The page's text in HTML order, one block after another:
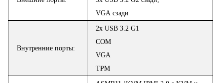
VGA сзади
Внутренние порты:
2x USB3 2G1
COM
VGA
TPM